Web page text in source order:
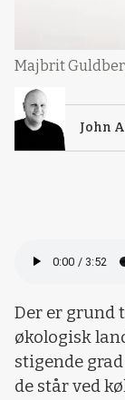
Majbrit
John
Der er grund
økologisk
stigende
de står ved